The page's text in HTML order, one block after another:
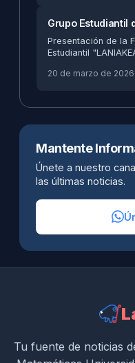
Grupo Estudiantil
Presentación de la
Estudiantil
20 de marzo de 2026
Mantente
Únete a nuestro
las últimas noticias.
Tu fuente de noticias